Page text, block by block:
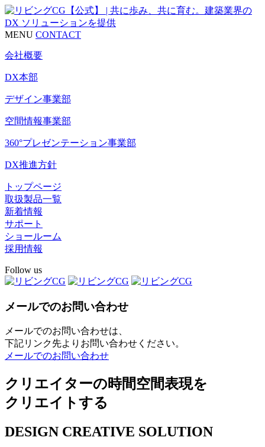
MENU CONTACT
会社概要
DX本部
デザイン事業部
空間情報事業部
360°プレゼンテーション事業部
DX推進方針
トップページ
取扱製品一覧
新着情報
サポート
ショールーム
採用情報
Follow us
メールでのお問い合わせ
メールでのお問い合わせは、
下記リンク先よりお問い合わせください。
メールでのお問い合わせ
クリエイターの時間空間表現を
クリエイトする
DESIGN CREATIVE SOLUTION